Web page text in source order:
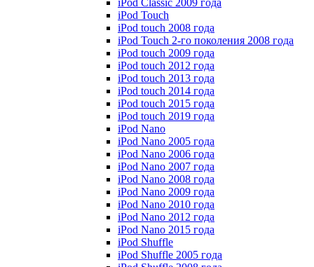
iPod Classic 2009 года
iPod Touch
iPod touch 2008 года
iPod Touch 2-го поколения 2008 года
iPod touch 2009 года
iPod touch 2012 года
iPod touch 2013 года
iPod touch 2014 года
iPod touch 2015 года
iPod touch 2019 года
iPod Nano
iPod Nano 2005 года
iPod Nano 2006 года
iPod Nano 2007 года
iPod Nano 2008 года
iPod Nano 2009 года
iPod Nano 2010 года
iPod Nano 2012 года
iPod Nano 2015 года
iPod Shuffle
iPod Shuffle 2005 года